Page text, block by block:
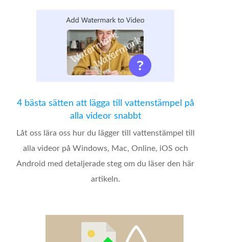
4 bästa sätten att lägga till vattenstämpel på
alla videor snabbt
Låt oss lära oss hur du lägger till vattenstämpel till
alla videor på Windows, Mac, Online, iOS och
Android med detaljerade steg om du läser den här
artikeln.